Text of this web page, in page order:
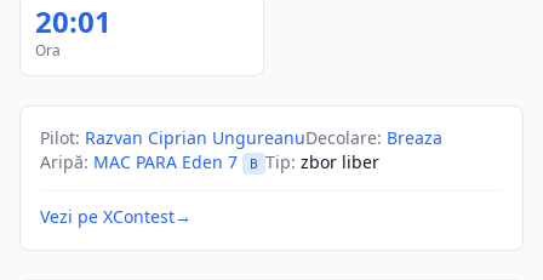
20:01
Ora
Pilot: Razvan Ciprian UngureanuDecolare: Breaza
Aripă: MAC PARA Eden 7 B Tip: zbor liber
Vezi pe XContest→